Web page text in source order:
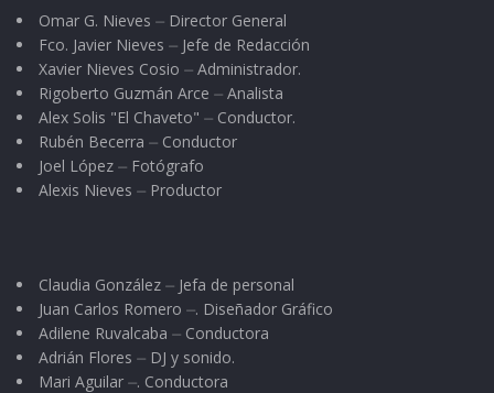
Omar G. Nieves ⏤ Director General
Fco. Javier Nieves ⏤ Jefe de Redacción
Xavier Nieves Cosio ⏤ Administrador.
Rigoberto Guzmán Arce ⏤ Analista
Alex Solis "El Chaveto" ⏤ Conductor.
Rubén Becerra ⏤ Conductor
Joel López ⏤ Fotógrafo
Alexis Nieves ⏤ Productor
Claudia González ⏤ Jefa de personal
Juan Carlos Romero ⏤. Diseñador Gráfico
Adilene Ruvalcaba ⏤ Conductora
Adrián Flores ⏤ DJ y sonido.
Mari Aguilar ⏤. Conductora